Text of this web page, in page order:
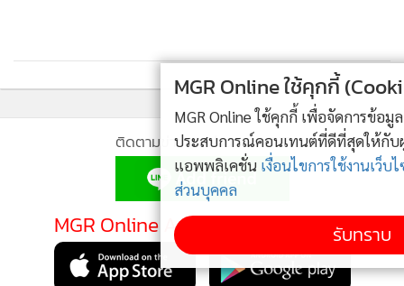
MGR Online ใช้คุกกี้ (Cookies)
MGR Online ใช้คุกกี้ เพื่อจัดการข้อมูลส่วนบุคคลเพื่อนำเสนอ
ประสบการณ์คอนเทนต์ที่ดีที่สุดให้กับผู้อ่านบนเว็บไซต์ และ
เงื่อนไขการใช้งานเว็บไซต์ และนโยบายสิทธิ
รับทราบ